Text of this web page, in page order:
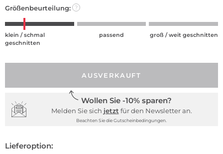
Größenbeurteilung: ?
klein / schmal
geschnitten
passend groß / weit geschnitten
AUSVERKAUFT
Wollen Sie -10% sparen?
Melden Sie sich jetzt für den Newsletter an.
Beachten Sie die Gutscheinbedingungen.
Lieferoption: